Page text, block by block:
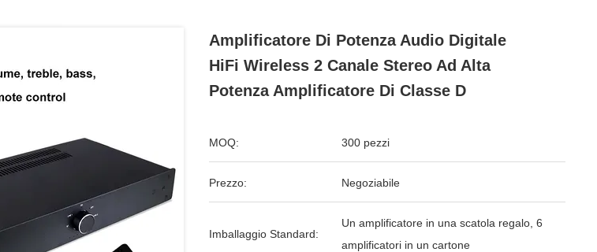
Amplificatore Di Potenza Audio Digitale
HiFi Wireless 2 Canale Stereo Ad Alta
Potenza Amplificatore Di Classe D
MOQ: 300 pezzi
Prezzo: Negoziabile
Imballaggio Standard:
Un amplificatore in una scatola regalo, 6
amplificatori in un cartone